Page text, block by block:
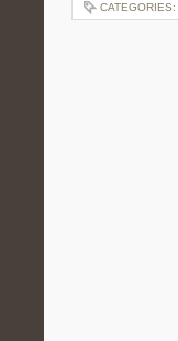
CATEGORIES: